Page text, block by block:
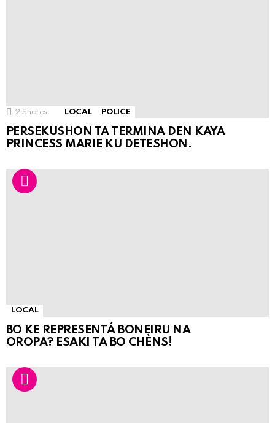
2 Shares LOCAL POLICE
PERSEKUSHON TA TERMINA DEN KAYA
PRINCESS MARIE KU DETESHON.
LOCAL
BO KE REPRESENTÁ BONEIRU NA
OROPA? ESAKI TA BO CHÈNS!